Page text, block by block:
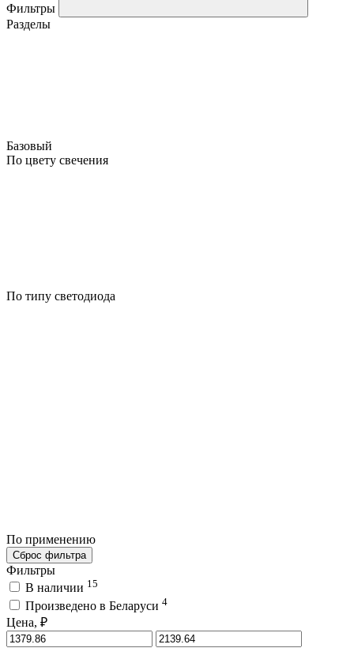
Фильтры
Разделы
Базовый
По цвету свечения
По типу светодиода
По применению
Сброс фильтра
Фильтры
В наличии 15
Произведено в Беларуси 4
Цена, ₽